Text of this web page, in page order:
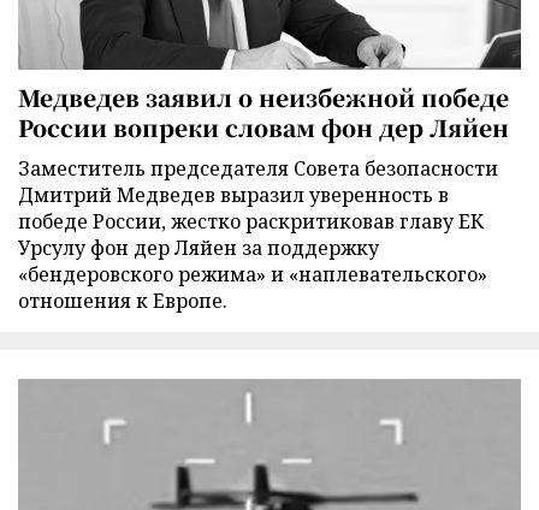
Медведев заявил о неизбежной победе
России вопреки словам фон дер Ляйен
Заместитель председателя Совета безопасности
Дмитрий Медведев выразил уверенность в
победе России, жестко раскритиковав главу ЕК
Урсулу фон дер Ляйен за поддержку
«бендеровского режима» и «наплевательского»
отношения к Европе.